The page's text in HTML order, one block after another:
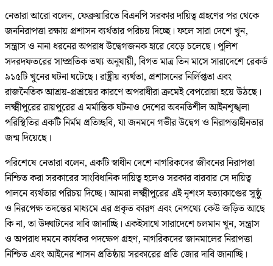
নেতারা আরো বলেন, ফেব্রুয়ারিতে বিএনপি সরকার দায়িত্ব গ্রহণের পর থেকে
জননিরাপত্তা রক্ষায় প্রশাসন ব্যর্থতার পরিচয় দিচ্ছে। ফলে সারা দেশে খুন,
সন্ত্রাস ও নানা ধরনের অপরাধ উদ্বেগজনক হারে বেড়ে চলেছে। পুলিশ
সদরদফতরের সাম্প্রতিক তথ্য অনুযায়ী, বিগত মাত্র তিন মাসে সারাদেশে রেকর্ড
৯১৫টি খুনের ঘটনা ঘটেছে। রাষ্ট্রীয় ব্যর্থতা, প্রশাসনের নির্লিপ্ততা এবং
রাজনৈতিক আশ্রয়-প্রশ্রয়ের কারণে অপরাধীরা ক্রমেই বেপরোয়া হয়ে উঠছে।
লক্ষ্মীপুরের রায়পুরের এ মর্মান্তিক ঘটনাও দেশের অবনতিশীল আইনশৃঙ্খলা
পরিস্থিতির একটি নির্মম প্রতিচ্ছবি, যা জনমনে গভীর উদ্বেগ ও নিরাপত্তাহীনতার
জন্ম দিয়েছে।
পরিশেষে নেতারা বলেন, একটি স্বাধীন দেশে নাগরিকদের জীবনের নিরাপত্তা
নিশ্চিত করা সরকারের সাংবিধানিক দায়িত্ব হলেও সরকার বারবার সে দায়িত্ব
পালনে ব্যর্থতার পরিচয় দিচ্ছে। আমরা লক্ষ্মীপুরের এই নৃশংস হত্যাকাণ্ডের সুষ্ঠু
ও নিরপেক্ষ তদন্তের মাধ্যমে এর প্রকৃত কারণ এবং নেপথ্যে কেউ জড়িত আছে
কি না, তা উদ্ঘাটনের দাবি জানাচ্ছি। একইসাথে সারাদেশে চলমান খুন, সন্ত্রাস
ও অপরাধ দমনে কার্যকর পদক্ষেপ গ্রহণ, নাগরিকদের জানমালের নিরাপত্তা
নিশ্চিত এবং আইনের শাসন প্রতিষ্ঠায় সরকারের প্রতি জোর দাবি জানাচ্ছি।